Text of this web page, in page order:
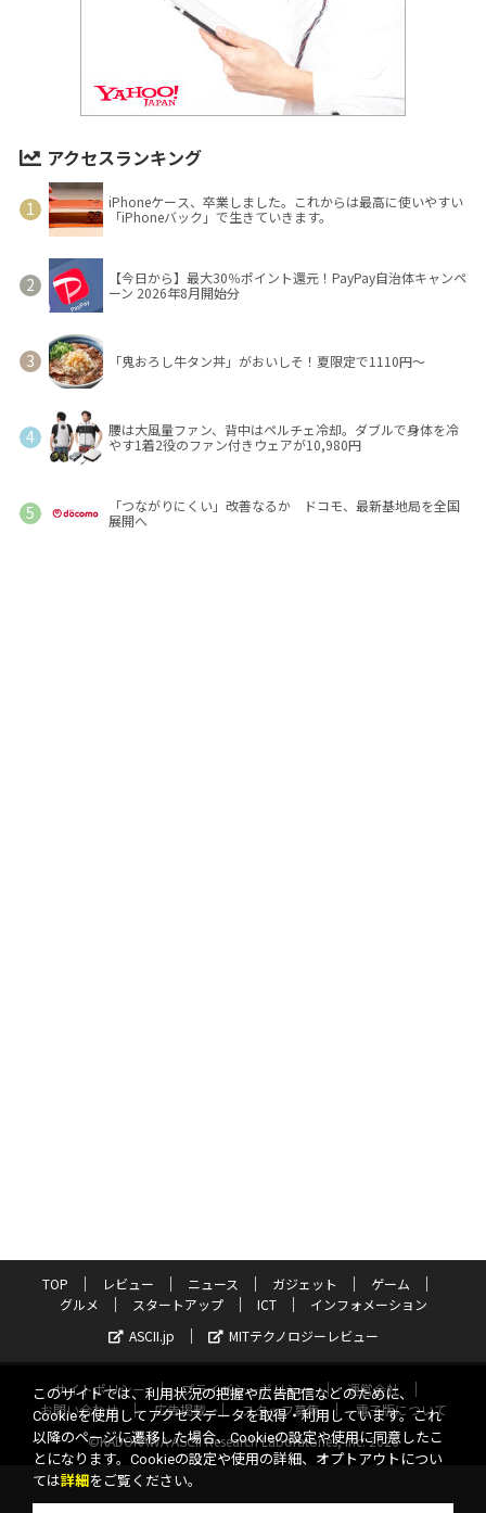
アクセスランキング
iPhoneケース、卒業しました。これからは最高に使いやすい
「iPhoneバック」で生きていきます。
【今日から】最大30％ポイント還元！PayPay自治体キャンペ
ーン 2026年8月開始分
「鬼おろし牛タン丼」がおいしそ！夏限定で1110円～
腰は大風量ファン、背中はペルチェ冷却。ダブルで身体を冷
やす1着2役のファン付きウェアが10,980円
「つながりにくい」改善なるか ドコモ、最新基地局を全国
展開へ
TOP レビュー ニュース ガジェット
ゲーム
グルメ
スタートアップ ICT
インフォメーション
ASCII.jp
MITテクノロジーレビュー
サイトポリシー プライバシーポリシー
運営会社
お問い合わせ
広告掲載 スタッフ募集
電子版について
©KADOKAWA ASCII Research Laboratories, Inc. 2026
このサイトでは、利用状況の把握や広告配信などのために、
Cookieを使用してアクセスデータを取得・利用しています。これ
以降のページに遷移した場合、Cookieの設定や使用に同意したこ
とになります。Cookieの設定や使用の詳細、オプトアウトについ
ては詳細 をご覧ください。